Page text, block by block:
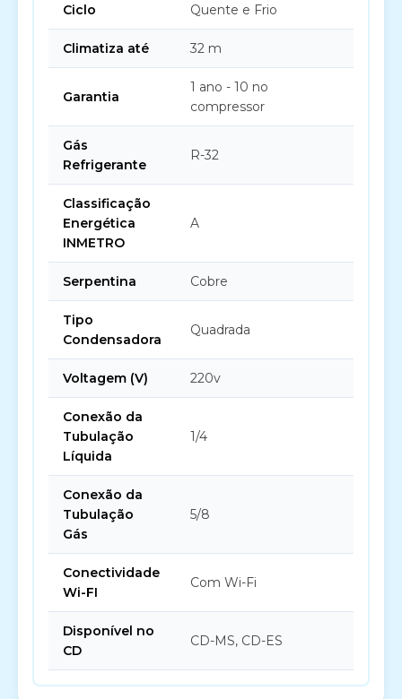
Ciclo Quente e Frio
Climatiza até 32 m
Garantia
1 ano - 10 no
compressor
Gás
Refrigerante
R-32
Classificação
Energética
INMETRO
A
Serpentina Cobre
Tipo
Condensadora
Quadrada
Voltagem (V) 220v
Conexão da
Tubulação
Líquida
1/4
Conexão da
Tubulação
Gás
5/8
Conectividade
Wi-FI
Com Wi-Fi
Disponível no
CD
CD-MS, CD-ES